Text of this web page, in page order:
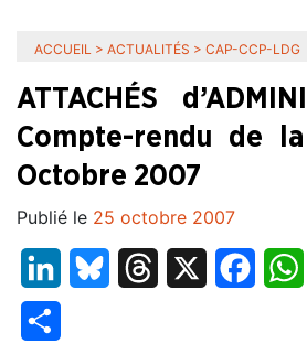
ACCUEIL > ACTUALITÉS > CAP-CCP-LDG
ATTACHÉS
Compte-rendu de
Octobre 2007
Publié le 25 octobre 2007
LinkedInBluesky Threads